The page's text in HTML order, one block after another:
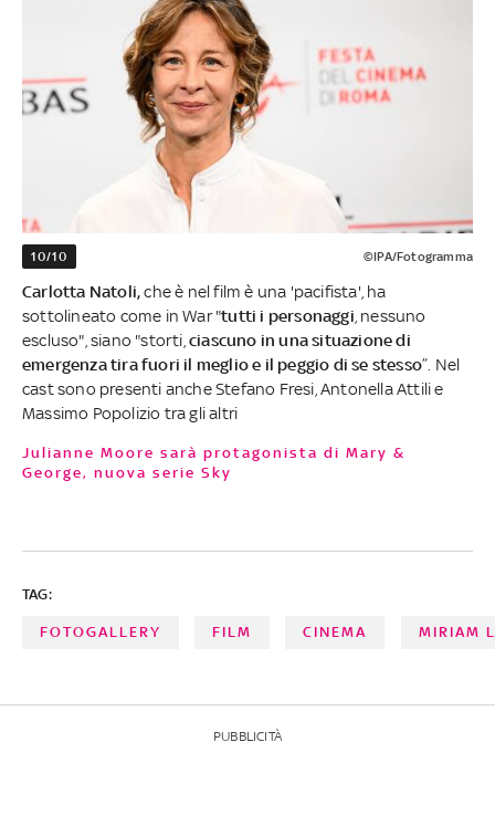
10/10 ©IPA/Fotogramma
Carlotta Natoli,che è nel film è una 'pacifista', ha
sottolineato come in War "tutti i personaggi , nessuno
escluso", siano "storti, ciascuno in una situazione di
emergenza tira fuori il meglio e il peggio di se stesso”. Nel
cast sono presenti anche Stefano Fresi, Antonella Attili e
Massimo Popolizio tra gli altri
Julianne Moore sarà protagonista di Mary &
George, nuova serie Sky
TAG:
FOTOGALLERY FILM CINEMA MIRIAM
PUBBLICITÀ